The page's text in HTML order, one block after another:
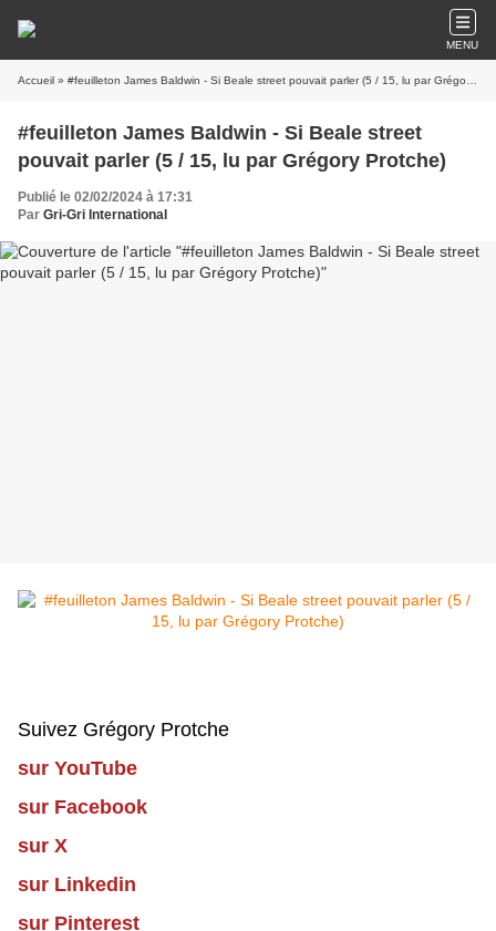
MENU
Accueil » #feuilleton James Baldwin - Si Beale street pouvait parler (5 / 15, lu par Grégory Protche)
#feuilleton James Baldwin - Si Beale street
pouvait parler (5 / 15, lu par Grégory Protche)
Publié le 02/02/2024 à 17:31
Par Gri-Gri International
Suivez Grégory Protche
sur YouTube
sur Facebook
sur X
sur Linkedin
sur Pinterest